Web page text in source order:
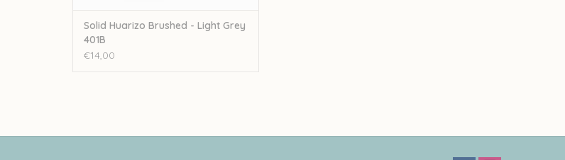
Solid Huarizo Brushed - Light Grey
401B
€14,00